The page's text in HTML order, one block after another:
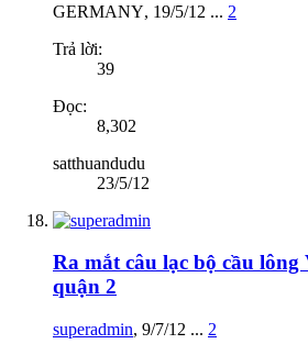
GERMANY, 19/5/12 ... 2
Trả lời:
39
Đọc:
8,302
satthuandudu
23/5/12
Ra mắt câu lạc bộ cầu
quận 2
superadmin, 9/7/12 ... 2